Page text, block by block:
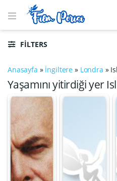
FILTERS
Anasayfa » İngiltere » Londra »
Yaşamını yitirdiği yer